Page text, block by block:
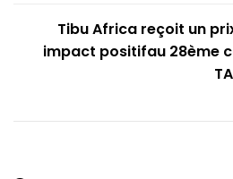
Tibu Africa reçoit un
impact positifau 28ème